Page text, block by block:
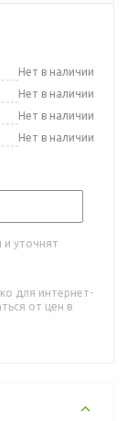
Нет в наличии
Нет в наличии
Нет в наличии
Нет в наличии
уточнят
для интернет-
от цен в